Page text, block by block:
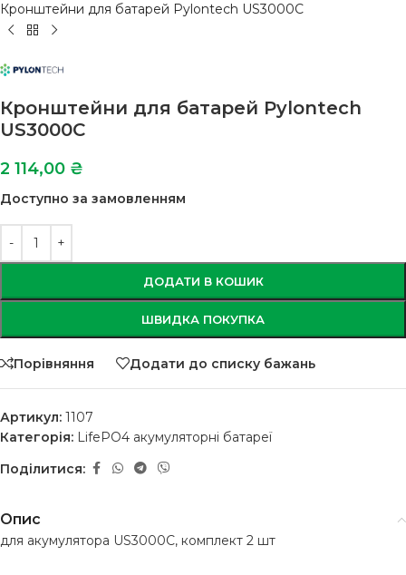
Кронштейни для батарей Pylontech US3000C
Кронштейни для батарей Pylontech
US3000C
2 114,00 ₴
Доступно за замовленням
ДОДАТИ В КОШИК
ШВИДКА ПОКУПКА
Порівняння Додати до списку бажань
Артикул: 1107
Категорія: LifePO4 акумуляторні батареї
Поділитися:
Опис
для акумулятора US3000C, комплект 2 шт